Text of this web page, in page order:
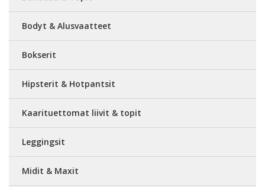
Bodyt & Alusvaatteet
Bokserit
Hipsterit & Hotpantsit
Kaarituettomat liivit & topit
Leggingsit
Midit & Maxit